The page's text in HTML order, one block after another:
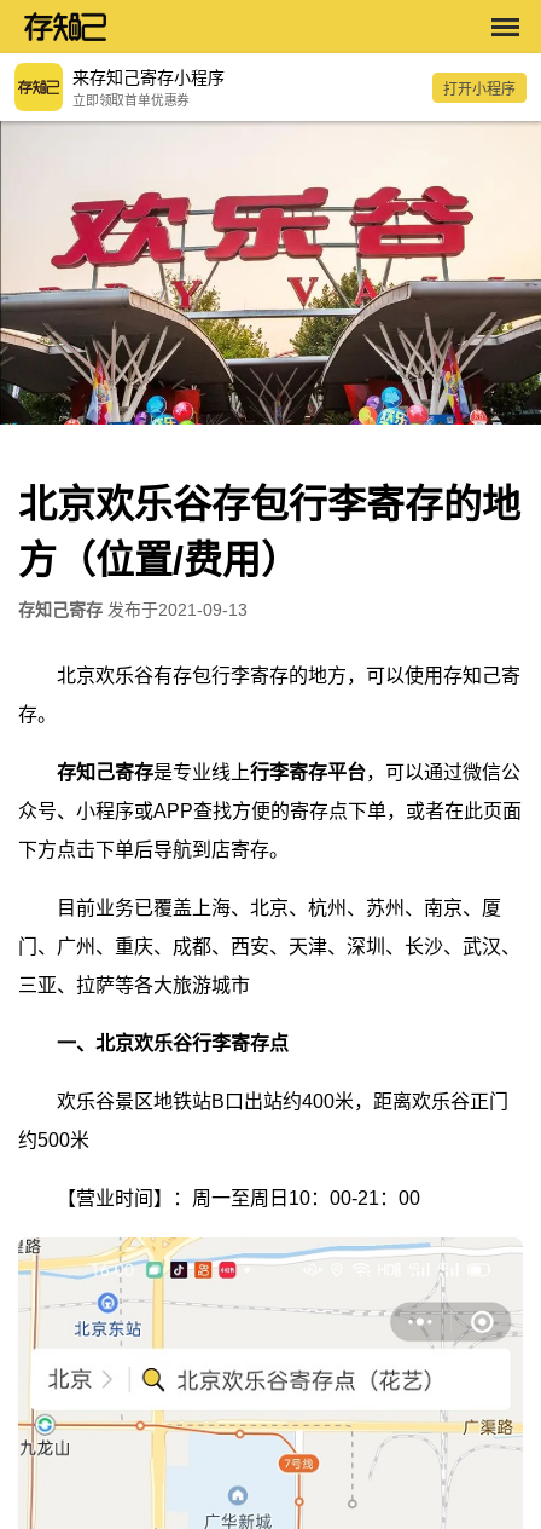
来存知己寄存小程序
立即领取首单优惠券
打开小程序
北京欢乐谷存包行李寄存的地
方（位置/费用）
存知己寄存 发布于2021-09-13
北京欢乐谷有存包行李寄存的地方，可以使用存知己寄
存。
存知己寄存是专业线上行李寄存平台，可以通过微信公
众号、小程序或APP查找方便的寄存点下单，或者在此页面
下方点击下单后导航到店寄存。
目前业务已覆盖上海、北京、杭州、苏州、南京、厦
门、广州、重庆、成都、西安、天津、深圳、长沙、武汉、
三亚、拉萨等各大旅游城市
一、北京欢乐谷行李寄存点
欢乐谷景区地铁站B口出站约400米，距离欢乐谷正门
约500米
【营业时间】：周一至周日10：00-21：00